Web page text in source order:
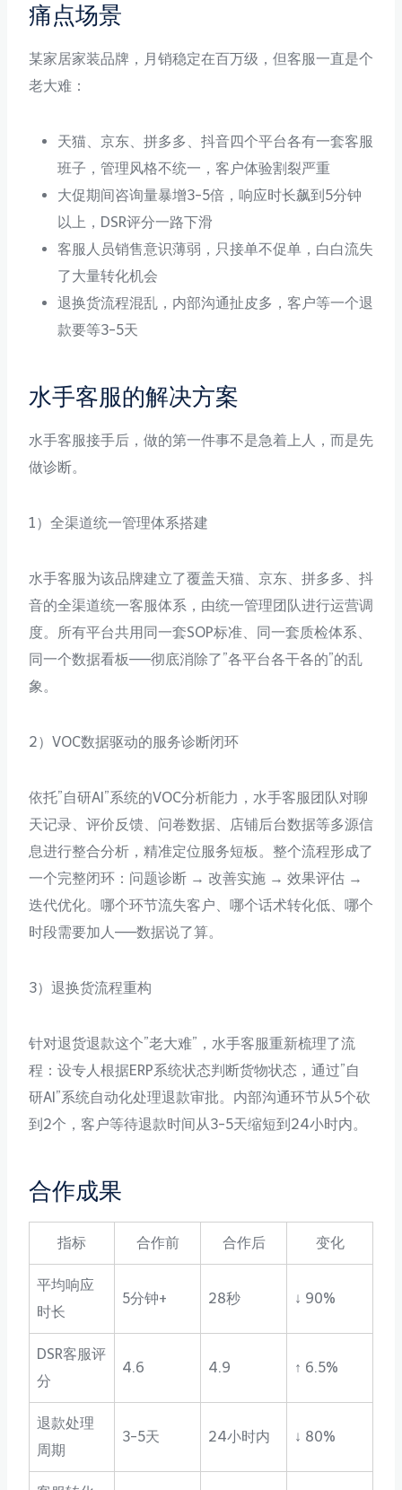
痛点场景
某家居家装品牌，月销稳定在百万级，但客服一直是个
老大难：
天猫、京东、拼多多、抖音四个平台各有一套客服
班子，管理风格不统一，客户体验割裂严重
大促期间咨询量暴增3-5倍，响应时长飙到5分钟
以上，DSR评分一路下滑
客服人员销售意识薄弱，只接单不促单，白白流失
了大量转化机会
退换货流程混乱，内部沟通扯皮多，客户等一个退
款要等3-5天
水手客服的解决方案
水手客服接手后，做的第一件事不是急着上人，而是先
做诊断。
1）全渠道统一管理体系搭建
水手客服为该品牌建立了覆盖天猫、京东、拼多多、抖
音的全渠道统一客服体系，由统一管理团队进行运营调
度。所有平台共用同一套SOP标准、同一套质检体系、
同一个数据看板——彻底消除了”各平台各干各的”的乱
象。
2）VOC数据驱动的服务诊断闭环
依托”自研AI”系统的VOC分析能力，水手客服团队对聊
天记录、评价反馈、问卷数据、店铺后台数据等多源信
息进行整合分析，精准定位服务短板。整个流程形成了
一个完整闭环：问题诊断 → 改善实施 → 效果评估 →
迭代优化。哪个环节流失客户、哪个话术转化低、哪个
时段需要加人——数据说了算。
3）退换货流程重构
针对退货退款这个”老大难”，水手客服重新梳理了流
程：设专人根据ERP系统状态判断货物状态，通过”自
研AI”系统自动化处理退款审批。内部沟通环节从5个砍
到2个，客户等待退款时间从3-5天缩短到24小时内。
合作成果
指标 合作前 合作后 变化
平均响应
时长
5分钟+ 28秒 ↓ 90%
DSR客服评
分
4.6 4.9 ↑ 6.5%
退款处理
周期
3-5天 24小时内 ↓ 80%